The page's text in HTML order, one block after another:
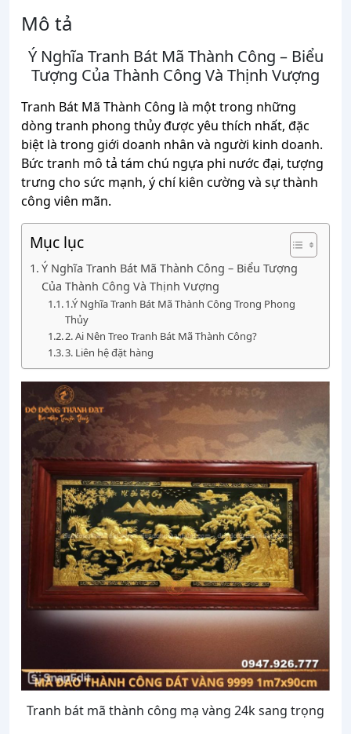
Mô tả
Ý Nghĩa Tranh Bát Mã Thành Công – Biểu
Tượng Của Thành Công Và Thịnh Vượng
Tranh Bát Mã Thành Công là một trong những
dòng tranh phong thủy được yêu thích nhất, đặc
biệt là trong giới doanh nhân và người kinh doanh.
Bức tranh mô tả tám chú ngựa phi nước đại, tượng
trưng cho sức mạnh, ý chí kiên cường và sự thành
công viên mãn.
Mục lục
Ý Nghĩa Tranh Bát Mã Thành Công – Biểu Tượng
Của Thành Công Và Thịnh Vượng
1.Ý Nghĩa Tranh Bát Mã Thành Công Trong Phong
Thủy
2. Ai Nên Treo Tranh Bát Mã Thành Công?
3. Liên hệ đặt hàng
Tranh bát mã thành công mạ vàng 24k sang trọng